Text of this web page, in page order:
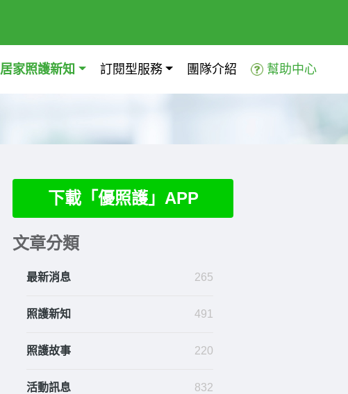
居家照護新知 訂閱型服務 團隊介紹 幫助中心
下載「優照護」APP
文章分類
最新消息 265
照護新知 491
照護故事 220
活動訊息 832